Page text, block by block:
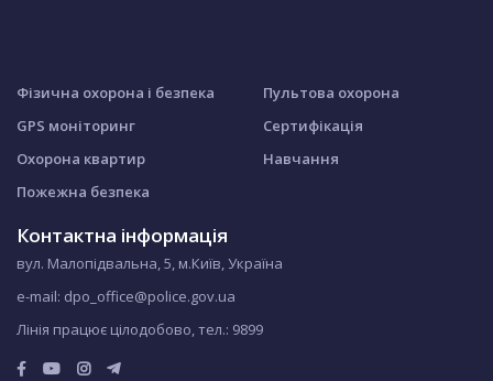
Фізична охорона і безпека
GPS моніторинг
Охорона квартир
Пожежна безпека
Пультова охорона
Сертифікація
Навчання
Контактна інформація
вул. Малопідвальна, 5, м.Київ, Україна
e-mail: dpo_office@police.gov.ua
Лінія працює цілодобово, тел.: 9899